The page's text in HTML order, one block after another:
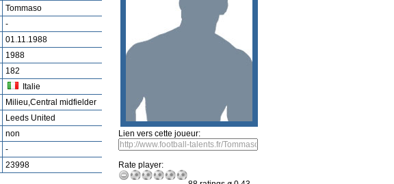
Tommaso
-
01.11.1988
1988
182
Italie
Milieu,Central midfielder
Leeds United
non
-
23998
Lien vers cette joueur:
Rate player: